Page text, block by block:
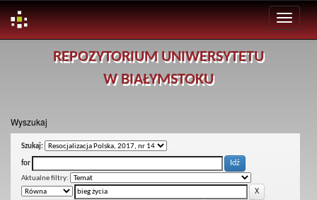
REPOZYTORIUM UNIWERSYTETU
W BIAŁYMSTOKU
Wyszukaj
Szukaj:
for
Aktualne filtry: